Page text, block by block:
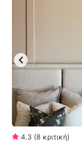
4.3 (8 κριτική)